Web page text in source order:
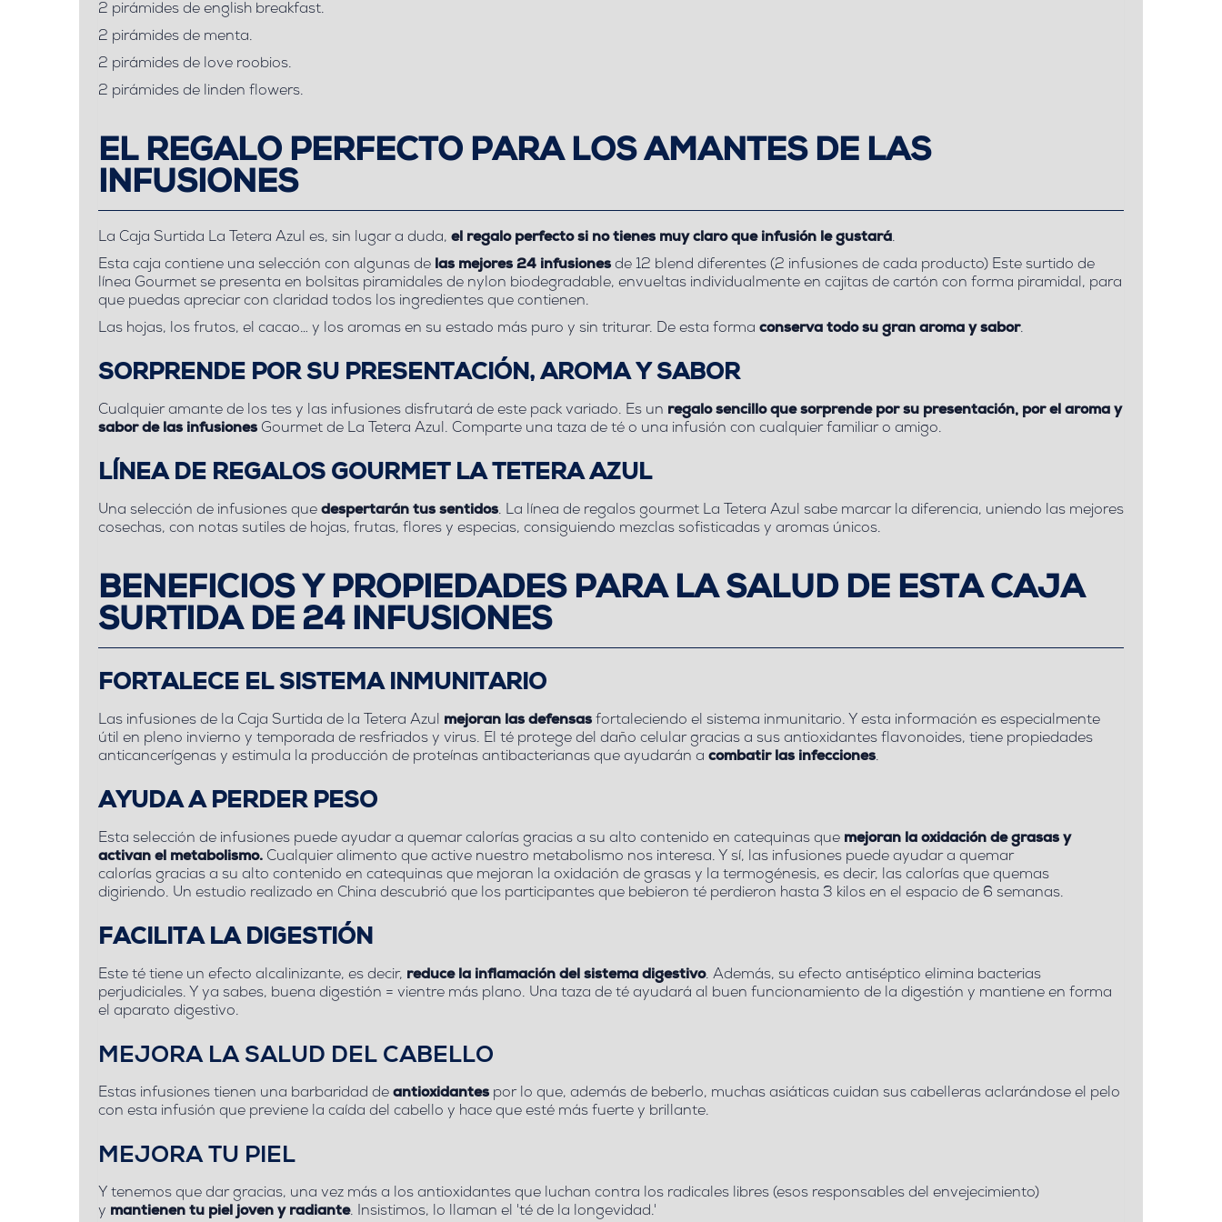
2 pirámides de english breakfast.
2 pirámides de menta.
2 pirámides de love roobios.
2 pirámides de linden flowers.
EL REGALO PERFECTO PARA LOS AMANTES DE LAS
INFUSIONES
La Caja Surtida La Tetera Azul es, sin lugar a duda, el regalo perfecto si no tienes muy claro que infusión le gustará.
Esta caja contiene una selección con algunas de las mejores 24 infusiones de 12 blend diferentes (2 infusiones de cada producto) Este surtido de
línea Gourmet se presenta en bolsitas piramidales de nylon biodegradable, envueltas individualmente en cajitas de cartón con forma piramidal, para
que puedas apreciar con claridad todos los ingredientes que contienen.
Las hojas, los frutos, el cacao… y los aromas en su estado más puro y sin triturar. De esta forma conserva todo su gran aroma y sabor.
SORPRENDE POR SU PRESENTACIÓN, AROMA Y SABOR
Cualquier amante de los tes y las infusiones disfrutará de este pack variado. Es un regalo sencillo que sorprende por su presentación, por el aroma y
sabor de las infusiones Gourmet de La Tetera Azul. Comparte una taza de té o una infusión con cualquier familiar o amigo.
LÍNEA DE REGALOS GOURMET LA TETERA AZUL
Una selección de infusiones que despertarán tus sentidos. La línea de regalos gourmet La Tetera Azul sabe marcar la diferencia, uniendo las mejores
cosechas, con notas sutiles de hojas, frutas, flores y especias, consiguiendo mezclas sofisticadas y aromas únicos.
BENEFICIOS Y PROPIEDADES PARA LA SALUD DE ESTA CAJA
SURTIDA DE 24 INFUSIONES
FORTALECE EL SISTEMA INMUNITARIO
Las infusiones de la Caja Surtida de la Tetera Azul mejoran las defensas fortaleciendo el sistema inmunitario. Y esta información es especialmente
útil en pleno invierno y temporada de resfriados y virus. El té protege del daño celular gracias a sus antioxidantes flavonoides, tiene propiedades
anticancerígenas y estimula la producción de proteínas antibacterianas que ayudarán a combatir las infecciones.
AYUDA A PERDER PESO
Esta selección de infusiones puede ayudar a quemar calorías gracias a su alto contenido en catequinas que mejoran la oxidación de grasas y
activan el metabolismo. Cualquier alimento que active nuestro metabolismo nos interesa. Y sí, las infusiones puede ayudar a quemar
calorías gracias a su alto contenido en catequinas que mejoran la oxidación de grasas y la termogénesis, es decir, las calorías que quemas
digiriendo. Un estudio realizado en China descubrió que los participantes que bebieron té perdieron hasta 3 kilos en el espacio de 6 semanas.
FACILITA LA DIGESTIÓN
Este té tiene un efecto alcalinizante, es decir, reduce la inflamación del sistema digestivo. Además, su efecto antiséptico elimina bacterias
perjudiciales. Y ya sabes, buena digestión = vientre más plano. Una taza de té ayudará al buen funcionamiento de la digestión y mantiene en forma
el aparato digestivo.
MEJORA LA SALUD DEL CABELLO
Estas infusiones tienen una barbaridad de antioxidantes por lo que, además de beberlo, muchas asiáticas cuidan sus cabelleras aclarándose el pelo
con esta infusión que previene la caída del cabello y hace que esté más fuerte y brillante.
MEJORA TU PIEL
Y tenemos que dar gracias, una vez más a los antioxidantes que luchan contra los radicales libres (esos responsables del envejecimiento)
y mantienen tu piel joven y radiante. Insistimos, lo llaman el 'té de la longevidad.'